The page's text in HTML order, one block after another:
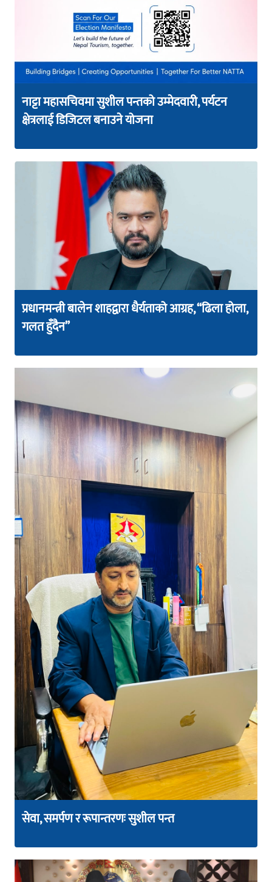
नाट्टा महासचिवमा सुशील पन्तको उम्मेदवारी, पर्यटन
क्षेत्रलाई डिजिटल बनाउने योजना
प्रधानमन्त्री बालेन शाहद्वारा धैर्यताको आग्रह, “ढिला होला,
गलत हुँदैन”
सेवा, समर्पण र रूपान्तरणः सुशील पन्त